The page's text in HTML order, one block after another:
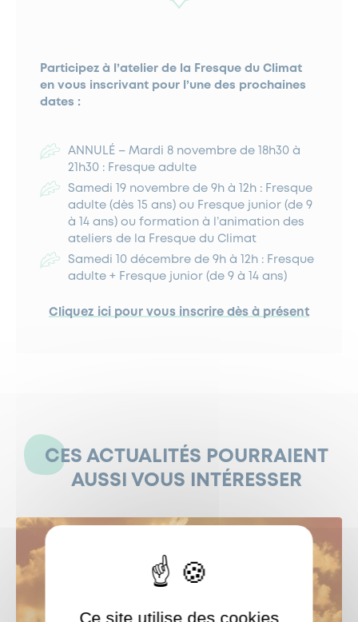
Participez à l’atelier de la Fresque du Climat
en vous inscrivant pour l’une des prochaines
dates :
ANNULÉ – Mardi 8 novembre de 18h30 à
21h30 : Fresque adulte
Samedi 19 novembre de 9h à 12h : Fresque
adulte (dès 15 ans) ou Fresque junior (de 9
à 14 ans) ou formation à l’animation des
ateliers de la Fresque du Climat
Samedi 10 décembre de 9h à 12h : Fresque
adulte + Fresque junior (de 9 à 14 ans)
Cliquez ici pour vous inscrire dès à présent
CES ACTUALITÉS POURRAIENT
AUSSI VOUS INTÉRESSER
Ce site utilise des cookies